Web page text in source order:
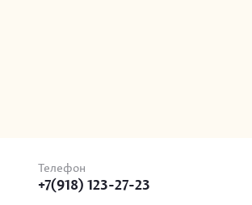
Телефон
+7(918) 123-27-23